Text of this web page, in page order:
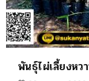
พันธุ์ไผ่เลี้ยงห